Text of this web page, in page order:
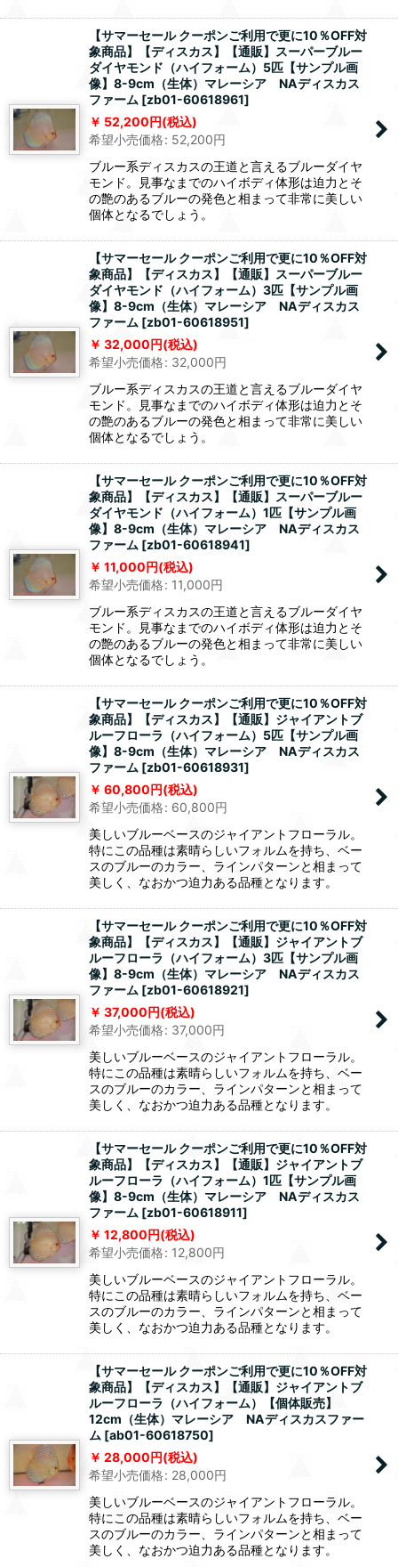
【サマーセール クーポンご利用で更に10％OFF対
象商品】【ディスカス】【通販】スーパーブルー
ダイヤモンド（ハイフォーム）5匹【サンプル画
像】8-9cm（生体）マレーシア NAディスカス
ファーム [zb01-60618961]
52,200円(税込)
希望小売価格: 52,200円
ブルー系ディスカスの王道と言えるブルーダイヤ
モンド。見事なまでのハイボディ体形は迫力とそ
の艶のあるブルーの発色と相まって非常に美しい
個体となるでしょう。
【サマーセール クーポンご利用で更に10％OFF対
象商品】【ディスカス】【通販】スーパーブルー
ダイヤモンド（ハイフォーム）3匹【サンプル画
像】8-9cm（生体）マレーシア NAディスカス
ファーム [zb01-60618951]
32,000円(税込)
希望小売価格: 32,000円
ブルー系ディスカスの王道と言えるブルーダイヤ
モンド。見事なまでのハイボディ体形は迫力とそ
の艶のあるブルーの発色と相まって非常に美しい
個体となるでしょう。
【サマーセール クーポンご利用で更に10％OFF対
象商品】【ディスカス】【通販】スーパーブルー
ダイヤモンド（ハイフォーム）1匹【サンプル画
像】8-9cm（生体）マレーシア NAディスカス
ファーム [zb01-60618941]
11,000円(税込)
希望小売価格: 11,000円
ブルー系ディスカスの王道と言えるブルーダイヤ
モンド。見事なまでのハイボディ体形は迫力とそ
の艶のあるブルーの発色と相まって非常に美しい
個体となるでしょう。
【サマーセール クーポンご利用で更に10％OFF対
象商品】【ディスカス】【通販】ジャイアントブ
ルーフローラ（ハイフォーム）5匹【サンプル画
像】8-9cm（生体）マレーシア NAディスカス
ファーム [zb01-60618931]
60,800円(税込)
希望小売価格: 60,800円
美しいブルーベースのジャイアントフローラル。
特にこの品種は素晴らしいフォルムを持ち、ベー
スのブルーのカラー、ラインパターンと相まって
美しく、なおかつ迫力ある品種となります。
【サマーセール クーポンご利用で更に10％OFF対
象商品】【ディスカス】【通販】ジャイアントブ
ルーフローラ（ハイフォーム）3匹【サンプル画
像】8-9cm（生体）マレーシア NAディスカス
ファーム [zb01-60618921]
37,000円(税込)
希望小売価格: 37,000円
美しいブルーベースのジャイアントフローラル。
特にこの品種は素晴らしいフォルムを持ち、ベー
スのブルーのカラー、ラインパターンと相まって
美しく、なおかつ迫力ある品種となります。
【サマーセール クーポンご利用で更に10％OFF対
象商品】【ディスカス】【通販】ジャイアントブ
ルーフローラ（ハイフォーム）1匹【サンプル画
像】8-9cm（生体）マレーシア NAディスカス
ファーム [zb01-60618911]
12,800円(税込)
希望小売価格: 12,800円
美しいブルーベースのジャイアントフローラル。
特にこの品種は素晴らしいフォルムを持ち、ベー
スのブルーのカラー、ラインパターンと相まって
美しく、なおかつ迫力ある品種となります。
【サマーセール クーポンご利用で更に10％OFF対
象商品】【ディスカス】【通販】ジャイアントブ
ルーフローラ（ハイフォーム）【個体販売】
12cm（生体）マレーシア NAディスカスファー
ム [ab01-60618750]
28,000円(税込)
希望小売価格: 28,000円
美しいブルーベースのジャイアントフローラル。
特にこの品種は素晴らしいフォルムを持ち、ベー
スのブルーのカラー、ラインパターンと相まって
美しく、なおかつ迫力ある品種となります。